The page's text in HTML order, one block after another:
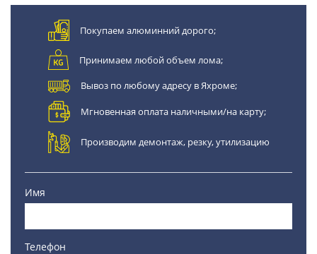
Покупаем алюминний дорого;
Принимаем любой объем лома;
Вывоз по любому адресу в Яхроме;
Мгновенная оплата наличными/на карту;
Производим демонтаж, резку, утилизацию
Имя
Телефон